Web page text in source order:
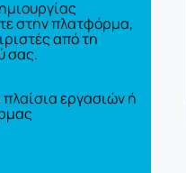
στην πλατφόρμα,
από τη
σας.
εργασιών ή